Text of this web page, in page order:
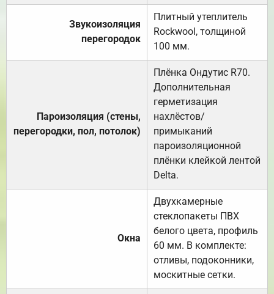
Звукоизоляция
перегородок
Плитный утеплитель
Rockwool, толщиной
100 мм.
Пароизоляция (стены,
перегородки, пол, потолок)
Плёнка Ондутис R70.
Дополнительная
герметизация
нахлёстов/
примыканий
пароизоляционной
плёнки клейкой лентой
Delta.
Окна
Двухкамерные
стеклопакеты ПВХ
белого цвета, профиль
60 мм. В комплекте:
отливы, подоконники,
москитные сетки.